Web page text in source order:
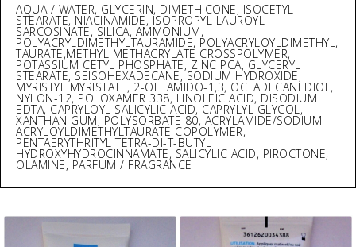
AQUA / WATER, GLYCERIN, DIMETHICONE, ISOCETYL
STEARATE, NIACINAMIDE, ISOPROPYL LAUROYL
SARCOSINATE, SILICA, AMMONIUM,
POLYACRYLDIMETHYLTAURAMIDE, POLYACRYLOYLDIMETHYL,
TAURATE,METHYL METHACRYLATE CROSSPOLYMER,
POTASSIUM CETYL PHOSPHATE, ZINC PCA, GLYCERYL
STEARATE, SEISOHEXADECANE, SODIUM HYDROXIDE,
MYRISTYL MYRISTATE, 2-OLEAMIDO-1,3, OCTADECANEDIOL,
NYLON-12, POLOXAMER 338, LINOLEIC ACID, DISODIUM
EDTA, CAPRYLOYL SALICYLIC ACID, CAPRYLYL GLYCOL,
XANTHAN GUM, POLYSORBATE 80, ACRYLAMIDE/SODIUM
ACRYLOYLDIMETHYLTAURATE COPOLYMER,
PENTAERYTHRITYL TETRA-DI-T-BUTYL
HYDROXYHYDROCINNAMATE, SALICYLIC ACID, PIROCTONE,
OLAMINE, PARFUM / FRAGRANCE